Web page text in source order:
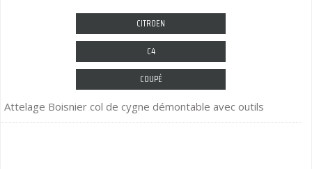
CITROEN
C4
COUPÉ
Attelage Boisnier col de cygne démontable avec outils